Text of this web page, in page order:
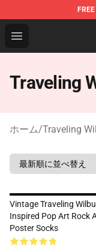
FREE
Open menu
Traveling
Traveling
ホーム/Traveling
Vintage Traveling
Inspired Pop Art Rock
Poster Socks